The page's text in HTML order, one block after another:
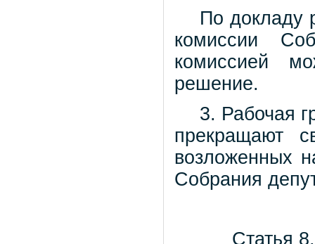
По докладу
комиссии
комиссией
решение.
3. Рабочая
прекращают
возложенных
Собрания
Статья